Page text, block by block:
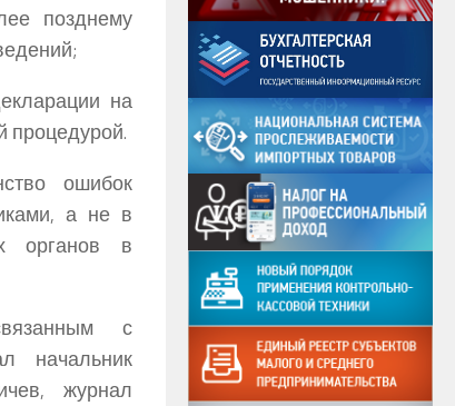
позднему
на
процедурой.
ошибок
а не в
органов в
с
начальник
журнал